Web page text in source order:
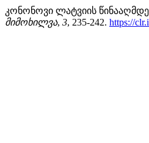
კონონოვი ლატვიის
მიმოხილვა, 3, 235-242. https://